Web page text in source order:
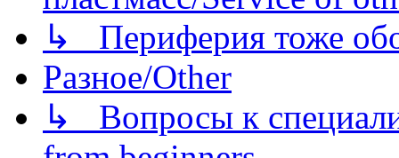
↳ Периферия тоже
Разное/Other
↳ Вопросы к